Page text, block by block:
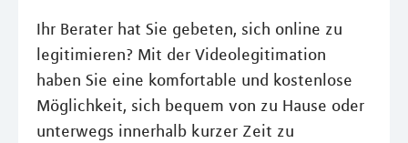
Ihr Berater hat Sie gebeten, sich online zu
legitimieren? Mit der Videolegitimation
haben Sie eine komfortable und kostenlose
Möglichkeit, sich bequem von zu Hause oder
unterwegs innerhalb kurzer Zeit zu